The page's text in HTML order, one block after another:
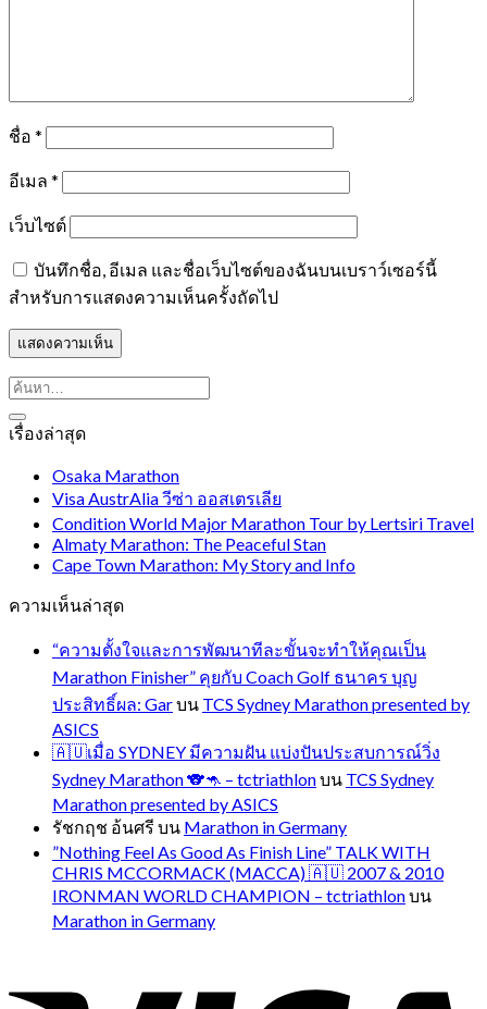
ชื่อ *
อีเมล *
เว็บไซต์
บันทึกชื่อ, อีเมล และชื่อเว็บไซต์ของฉันบนเบราว์เซอร์นี้
สำหรับการแสดงความเห็นครั้งถัดไป
เรื่องล่าสุด
Osaka Marathon
Visa AustrAlia วีซ่า ออสเตรเลีย
Condition World Major Marathon Tour by Lertsiri Travel
Almaty Marathon: The Peaceful Stan
Cape Town Marathon: My Story and Info
ความเห็นล่าสุด
“ความตั้งใจและการพัฒนาทีละขั้นจะทำให้คุณเป็น
Marathon Finisher” คุยกับ Coach Golf ธนาคร บุญ
ประสิทธิ์ผล: Garบน TCS Sydney Marathon presented by
ASICS
🇦🇺เมื่อ SYDNEY มีความฝัน แบ่งปันประสบการณ์วิ่ง
Sydney Marathon 🐨🦘 – tctriathlonบน TCS Sydney
Marathon presented by ASICS
รัชกฤช อ้นศรี บน Marathon in Germany
”Nothing Feel As Good As Finish Line” TALK WITH
CHRIS MCCORMACK (MACCA) 🇦🇺 2007 & 2010
IRONMAN WORLD CHAMPION – tctriathlonบน
Marathon in Germany